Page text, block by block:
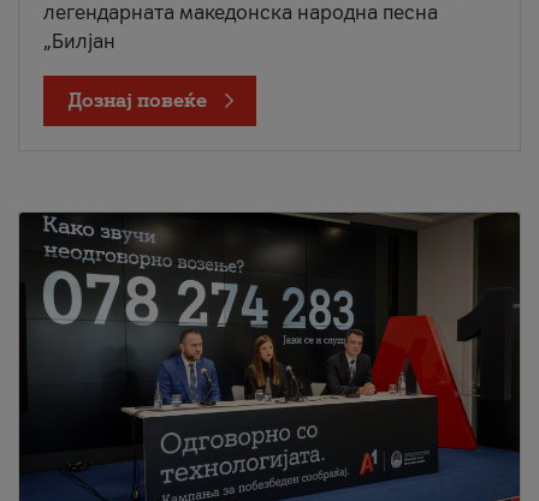
легендарната македонска народна песна
„Билјан
Дознај повеќе